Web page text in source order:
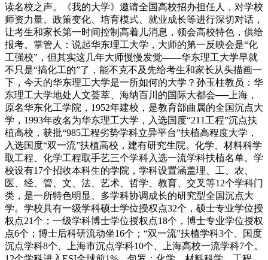
读名校之声。《我的大学》邀请全国高校招办担任人，对学校
师资力量、政策变化、培育模式、就业成长等进行深切对话，
让考生和家长第一时间控制高着儿消息，领会高校特色，供给
报考。掌管人：说起华东理工大学，大师的第一反映会是“化
工强校”，但其实这几年大师慢慢发觉——华东理工大学早就
不只是“搞化工的”了，能不克不及先给考生和家长从头描画一
下，今天的华东理工大学是一所如何的大学？孙玉柱教员：华
东理工大学地处人文荟萃、海纳百川的国际大都会──上海，
原名华东化工学院，1952年建校，是教育部曲属的全国沉点大
学，1993年改名为华东理工大学，入选国度“211工程”沉点扶
植高校，获批“985工程劣势学科立异平台”扶植高程度大学，
入选国度“双一流”扶植高校，建有研究生院。化学、材料科学
取工程、化学工程取手艺三个学科入选一流学科扶植名单。学
校设有17个招收本科生的学院，学科设置涵盖理、工、农、
医、经、管、文、法、艺术、哲学、教育、交叉等12个学科门
类，是一所特色明显、多学科协调成长的研究型全国沉点大
学。学校具有一级学科硕士学位授权点32个，硕士专业学位授
权点21个；一级学科博士学位授权点18个，博士专业学位授权
点6个；博士后科研流动坐16个；“双一流”扶植学科3个、国度
沉点学科8个、上海市沉点学科10个、上海高校一流学科7个。